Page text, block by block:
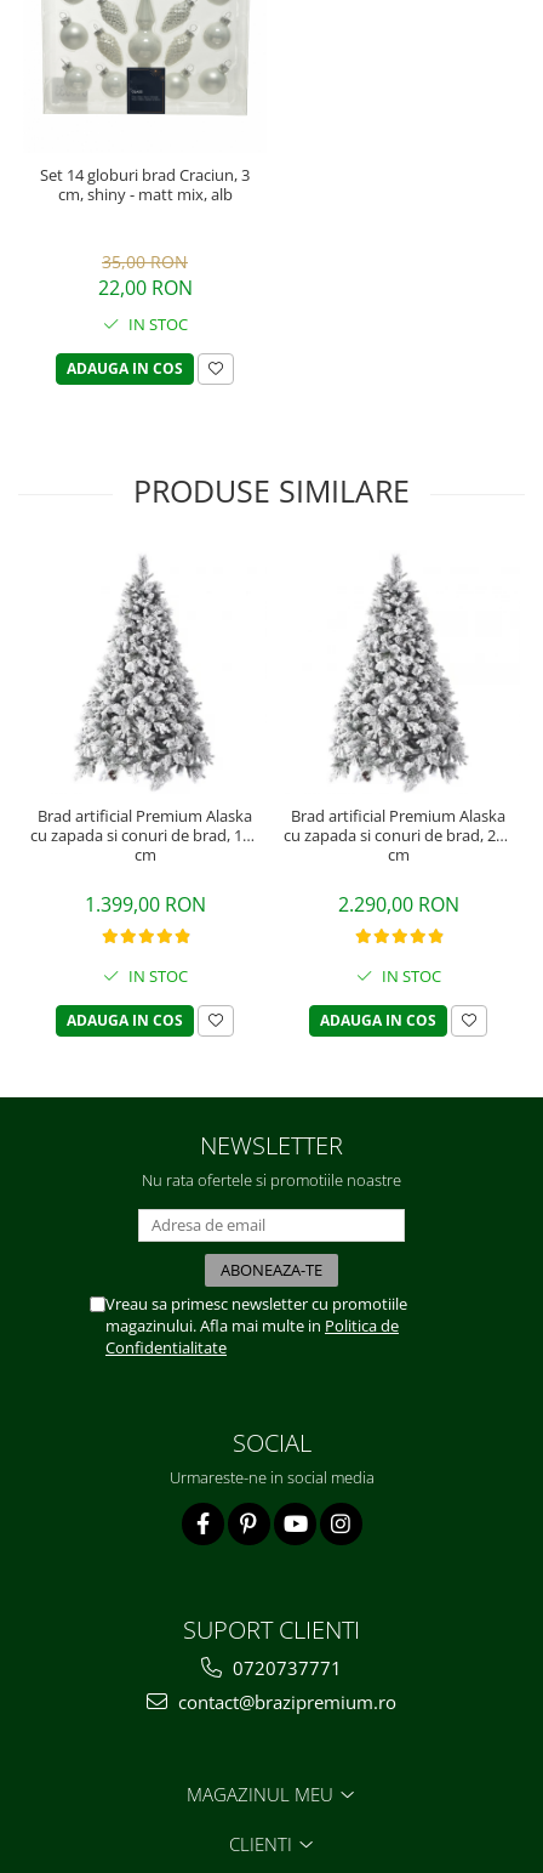
Set 14 globuri brad Craciun, 3
cm, shiny - matt mix, alb
35,00 RON
22,00 RON
IN STOC
ADAUGA IN COS
PRODUSE SIMILARE
Brad artificial Premium Alaska
cu zapada si conuri de brad, 180
cm
1.399,00 RON
IN STOC
ADAUGA IN COS
Brad artificial Premium Alaska
cu zapada si conuri de brad, 240
cm
2.290,00 RON
IN STOC
ADAUGA IN COS
NEWSLETTER
Nu rata ofertele si promotiile noastre
Vreau sa primesc newsletter cu promotiile
magazinului. Afla mai multe in Politica de
Confidentialitate
SOCIAL
Urmareste-ne in social media
SUPORT CLIENTI
0720737771
contact@brazipremium.ro
MAGAZINUL MEU
CLIENTI